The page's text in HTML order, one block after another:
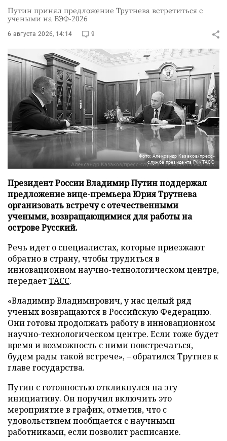
Путин принял предложение Трутнева встретиться с
учеными на ВЭФ-2026
6 августа 2026, 14:14 9
Фото: Александр Казаков/пресс-
служба президента РФ/ТАСС
Президент России Владимир Путин поддержал
предложение вице-премьера Юрия Трутнева
организовать встречу с отечественными
учеными, возвращающимися для работы на
острове Русский.
Речь идет о специалистах, которые приезжают
обратно в страну, чтобы трудиться в
инновационном научно-технологическом центре,
передаетТАСС.
«Владимир Владимирович, у нас целый ряд
ученых возвращаются в Российскую Федерацию.
Они готовы продолжать работу в инновационном
научно-технологическом центре. Если тоже будет
время и возможность с ними повстречаться,
будем рады такой встрече», – обратился Трутнев к
главе государства.
Путин с готовностью откликнулся на эту
инициативу. Он поручил включить это
мероприятие в график, отметив, что с
удовольствием пообщается с научными
работниками, если позволит расписание.